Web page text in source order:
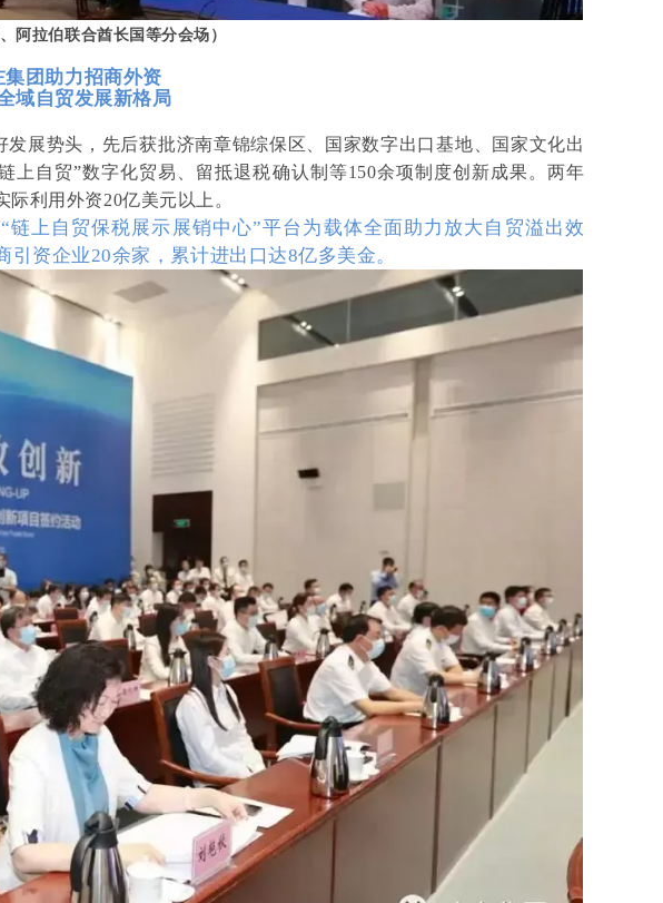
阿拉伯联合酋长国等分会场）
集团助力招商外资
域自贸发展新格局
展势头，先后获批济南章锦综保区、国家数字出口基地、国家文化出
上自贸”数字化贸易、留抵退税确认制等150余项制度创新成果。两年
利用外资20亿美元以上。
链上自贸保税展示展销中心”平台为载体全面助力放大自贸溢出效
引资企业20余家，累计进出口达8亿多美金。